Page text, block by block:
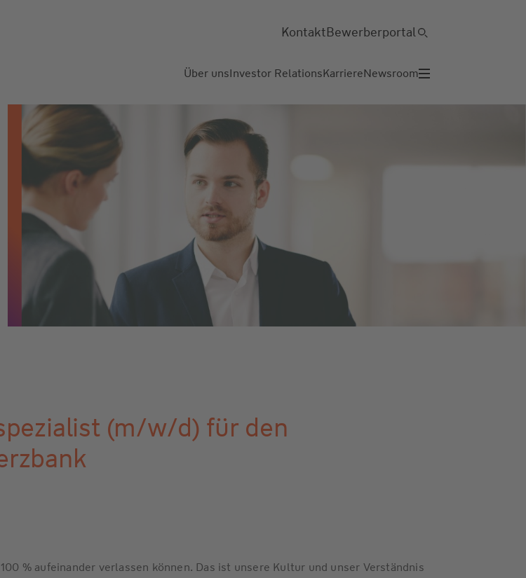
Über unsInvestor RelationsKarriereNewsroom
KontaktBewerberportal
(m/w/d) für den
% aufeinander verlassen können. Das ist unsere Kultur und unser Verständnis